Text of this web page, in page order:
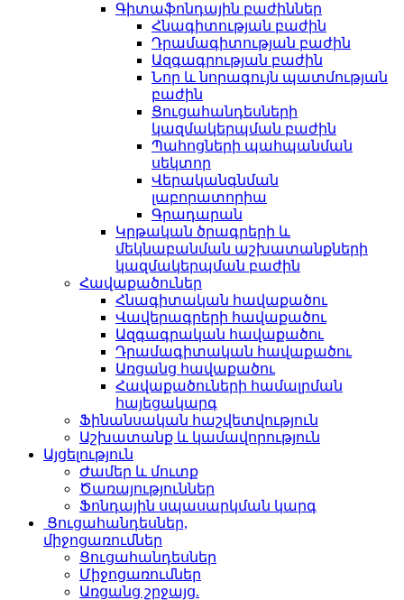
Գիտաֆոնդային բաժիններ
Հնագիտության բաժին
Դրամագիտության բաժին
Ազգագրության բաժին
Նոր և նորագույն պատմության
բաժին
Ցուցահանդեսների
կազմակերպման բաժին
Պահոցների պահպանման
սեկտոր
Վերականգնման
լաբորատորիա
Գրադարան
Կրթական ծրագրերի և
մեկնաբանման աշխատանքների
կազմակերպման բաժին
Հավաքածուներ
Հնագիտական հավաքածու
Վավերագրերի հավաքածու
Ազգագրական հավաքածու
Դրամագիտական հավաքածու
Առցանց հավաքածու
Հավաքածուների համալրման
հայեցակարգ
Ֆինանսական հաշվետվություն
Աշխատանք և կամավորություն
Այցելություն
Ժամեր և մուտք
Ծառայություններ
Ֆոնդային սպասարկման կարգ
Ցուցահանդեսներ,
միջոցառումներ
Ցուցահանդեսներ
Միջոցառումներ
Առցանց շրջայց.